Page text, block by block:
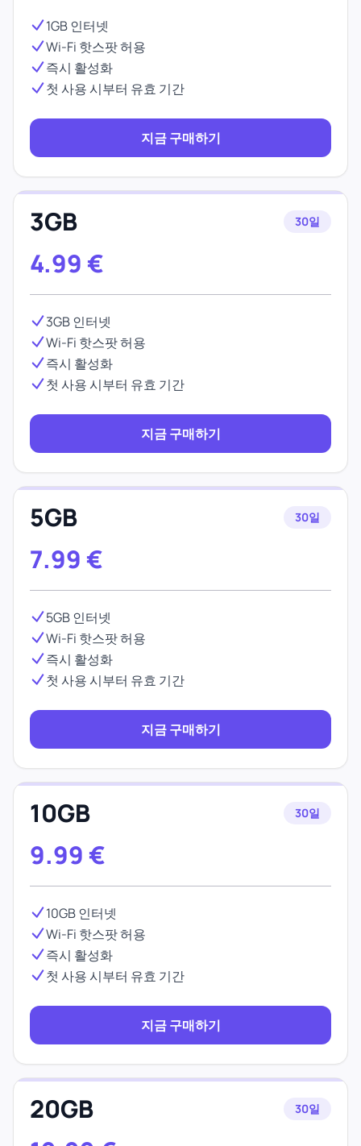
1GB 인터넷
Wi-Fi 핫스팟 허용
즉시 활성화
첫 사용 시부터 유효 기간
지금 구매하기
3GB 30일
4.99 €
3GB 인터넷
Wi-Fi 핫스팟 허용
즉시 활성화
첫 사용 시부터 유효 기간
지금 구매하기
5GB 30일
7.99 €
5GB 인터넷
Wi-Fi 핫스팟 허용
즉시 활성화
첫 사용 시부터 유효 기간
지금 구매하기
10GB 30일
9.99 €
10GB 인터넷
Wi-Fi 핫스팟 허용
즉시 활성화
첫 사용 시부터 유효 기간
지금 구매하기
20GB 30일